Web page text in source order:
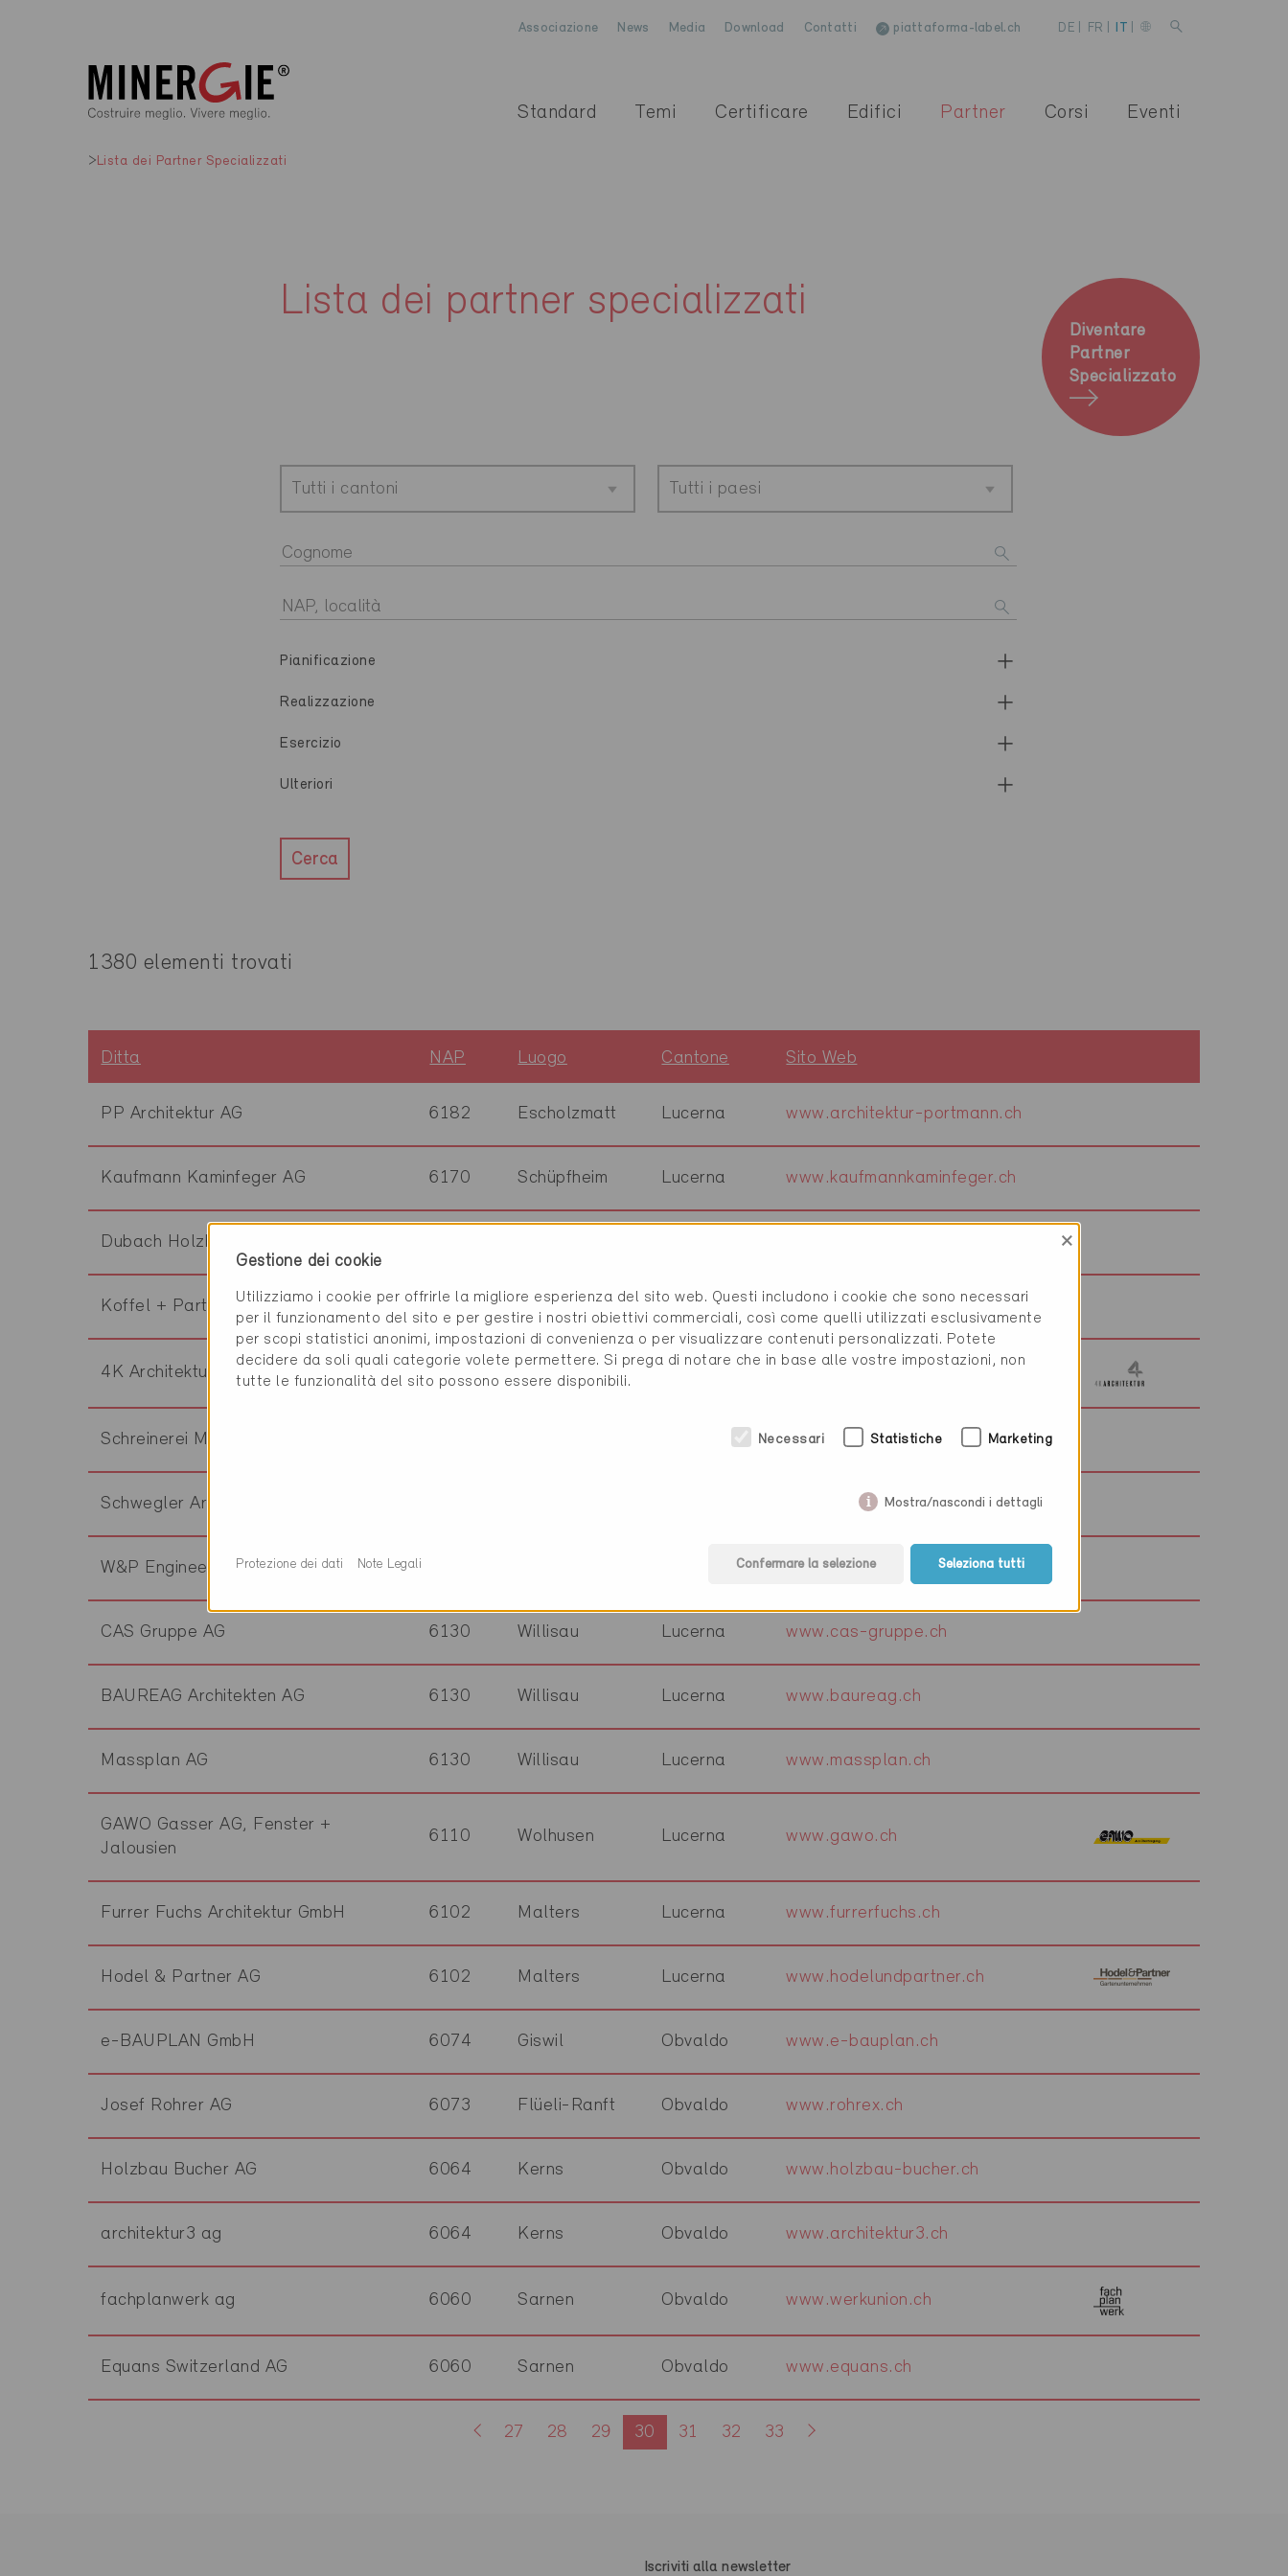
Associazione News Media Download Contatti piattaforma-label.ch DE FR IT
Standard Temi Certificare Edifici Partner Corsi Eventi
Lista dei Partner Specializzati
Lista dei partner specializzati
Diventare
Partner
Specializzato
Tutti i cantoni Tutti i paesi
Pianificazione
Realizzazione
Esercizio
Ulteriori
Cerca
1380 elementi trovati
Ditta NAP Luogo Cantone Sito Web
PP Architektur AG 6182 Escholzmatt Lucerna www.architektur-portmann.ch
Kaufmann Kaminfeger AG 6170 Schüpfheim Lucerna www.kaufmannkaminfeger.ch
Dubach Holzbau AG
Koffel + Partner AG 6146 Grossdietwil Lucerna www.koffel-baupartner.ch
4K Architektur AG 6144
Schreinerei Meier AG www.schreinerei-meier.ch
Schwegler Architektur www.schwegler-architektur.ch
W&P Engineering AG
CAS Gruppe AG 6130 Willisau Lucerna www.cas-gruppe.ch
BAUREAG Architekten AG 6130 Willisau Lucerna www.baureag.ch
Massplan AG 6130 Willisau Lucerna www.massplan.ch
GAWO Gasser AG, Fenster +
Jalousien
6110 Wolhusen Lucerna www.gawo.ch
Furrer Fuchs Architektur GmbH 6102 Malters Lucerna www.furrerfuchs.ch
Hodel & Partner AG 6102 Malters Lucerna www.hodelundpartner.ch
e-BAUPLAN GmbH 6074 Giswil Obvaldo www.e-bauplan.ch
Josef Rohrer AG 6073 Flüeli-Ranft Obvaldo www.rohrex.ch
Holzbau Bucher AG 6064 Kerns Obvaldo www.holzbau-bucher.ch
architektur3 ag 6064 Kerns Obvaldo www.architektur3.ch
fachplanwerk ag 6060 Sarnen Obvaldo www.werkunion.ch
Equans Switzerland AG 6060 Sarnen Obvaldo www.equans.ch
27 28 29 30 31 32 33
Iscriviti alla newsletter
Gestione dei cookie
×
Utilizziamo i cookie per offrirle la migliore esperienza del sito web. Questi includono i cookie che sono necessari
per il funzionamento del sito e per gestire i nostri obiettivi commerciali, così come quelli utilizzati esclusivamente
per scopi statistici anonimi, impostazioni di convenienza o per visualizzare contenuti personalizzati. Potete
decidere da soli quali categorie volete permettere. Si prega di notare che in base alle vostre impostazioni, non
tutte le funzionalità del sito possono essere disponibili.
Necessari Statistiche Marketing
Mostra/nascondi i dettagli
Confermare la selezione Seleziona tutti
Protezione dei dati Note Legali